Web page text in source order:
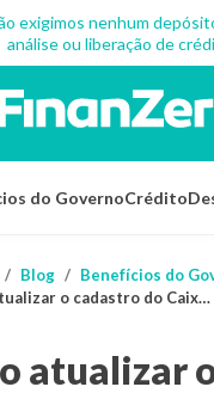
exigimos nenhum
análise ou liberação de
do GovernoCrédito
Blog
Benefícios do
o cadastro do Caixa Tem?
atualizar